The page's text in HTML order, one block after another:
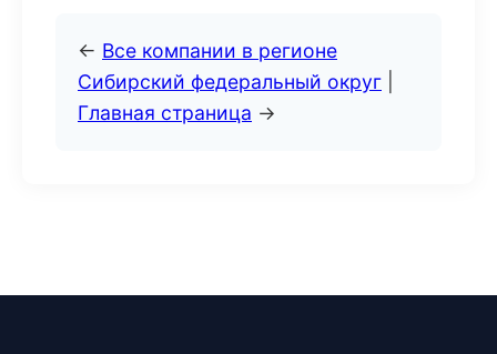
← Все компании в регионе
Сибирский федеральный округ
Главная страница →